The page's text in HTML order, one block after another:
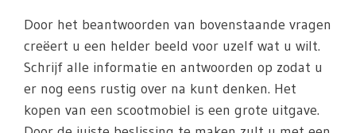
Door het beantwoorden van bovenstaande vragen
creëert u een helder beeld voor uzelf wat u wilt.
Schrijf alle informatie en antwoorden op zodat u
er nog eens rustig over na kunt denken. Het
kopen van een scootmobiel is een grote uitgave.